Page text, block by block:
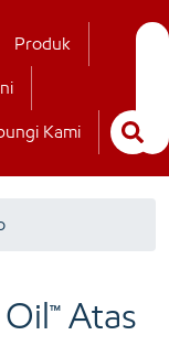
Produk
Kami
Atas